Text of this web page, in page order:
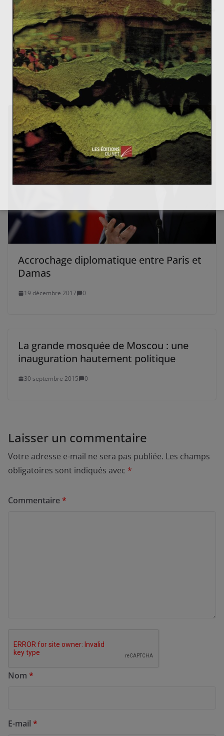
Pourquoi Gaza, pourquoi maintenant ?
David Cameron, le nouveau Thatcher ?
14 août 2010 0
Accrochage diplomatique entre Paris et
Damas
19 décembre 2017 0
La grande mosquée de Moscou : une
inauguration hautement politique
30 septembre 2015 0
Laisser un commentaire
Votre adresse e-mail ne sera pas publiée. Les champs
obligatoires sont indiqués avec *
Commentaire*
Nom *
E-mail *